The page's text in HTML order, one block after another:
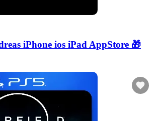
iPhone ios iPad AppStore 🎁